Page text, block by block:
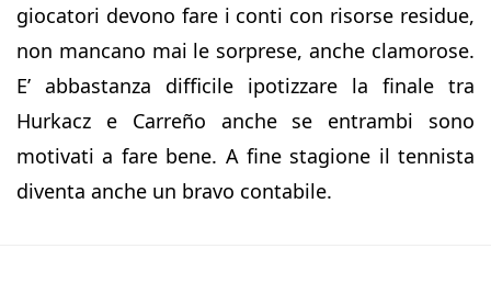
giocatori devono fare i conti con risorse residue,
non mancano mai le sorprese, anche clamorose.
E’ abbastanza difficile ipotizzare la finale tra
Hurkacz e Carreño anche se entrambi sono
motivati a fare bene. A fine stagione il tennista
diventa anche un bravo contabile.